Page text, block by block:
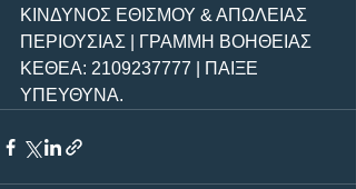
ΚΙΝΔΥΝΟΣ ΕΘΙΣΜΟΥ & ΑΠΩΛΕΙΑΣ
ΠΕΡΙΟΥΣΙΑΣ | ΓΡΑΜΜΗ ΒΟΗΘΕΙΑΣ
ΚΕΘΕΑ: 2109237777 | ΠΑΙΞΕ
ΥΠΕΥΘΥΝΑ.